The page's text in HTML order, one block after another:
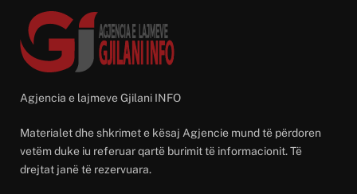
Agjencia e lajmeve Gjilani INFO
Materialet dhe shkrimet e kësaj Agjencie mund të përdoren
vetëm duke iu referuar qartë burimit të informacionit. Të
drejtat janë të rezervuara.